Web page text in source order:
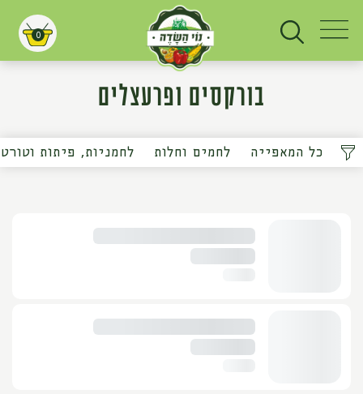
עגלת קניות
0
בורקסים ופרעצלים
כל המאפייה לחמים וחלות לחמניות, פיתות